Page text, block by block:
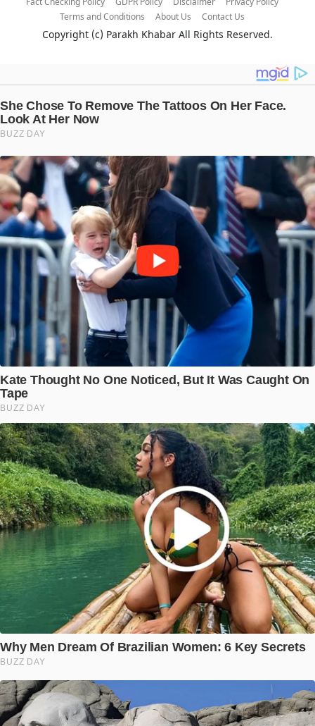
Fact Checking Policy
GDPR Policy Disclaimer
Privacy Policy
Terms and Conditions
About Us Contact Us
Copyright (c) Parakh Khabar All Rights Reserved.